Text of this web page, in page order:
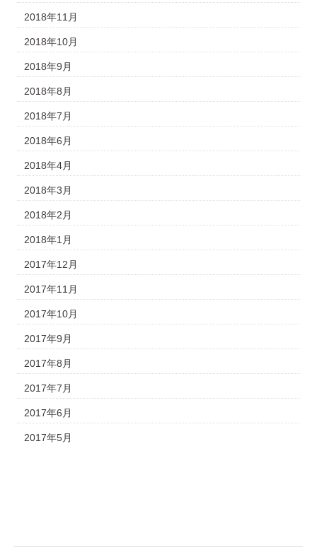
2018年11月
2018年10月
2018年9月
2018年8月
2018年7月
2018年6月
2018年4月
2018年3月
2018年2月
2018年1月
2017年12月
2017年11月
2017年10月
2017年9月
2017年8月
2017年7月
2017年6月
2017年5月